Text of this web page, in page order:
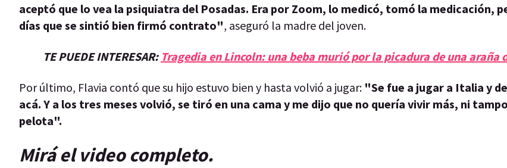
aceptó que lo vea la psiquiatra del Posadas. Era por Zoom, lo medicó, tomó la medicación,
días que se sintió bien firmó contrato", aseguró la madre del joven.
TE PUEDE INTERESAR: Tragedia en Lincoln: una beba murió por la picadura de una araña
Por último, Flavia contó que su hijo estuvo bien y hasta volvió a jugar: "Se fue a jugar a Italia y
acá. Y a los tres meses volvió, se tiró en una cama y me dijo que no quería vivir más, ni
pelota".
Mirá el video completo.